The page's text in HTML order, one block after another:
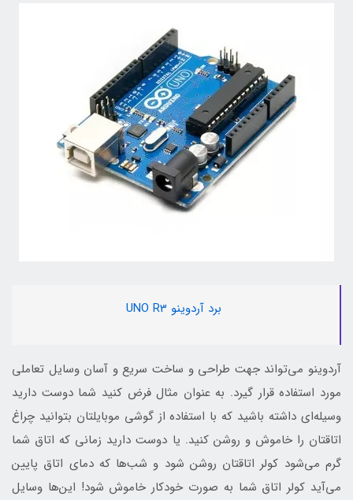
برد آردوینو UNO R3
آردوینو می‌تواند جهت طراحی و ساخت سریع و آسان وسایل تعاملی
مورد استفاده قرار گیرد. به عنوان مثال فرض کنید شما دوست دارید
وسیله‌ای داشته باشید که با استفاده از گوشی موبایلتان بتوانید چراغ
اتاقتان را خاموش و روشن کنید. یا دوست دارید زمانی که اتاق شما
گرم می‌شود کولر اتاقتان روشن شود و شب‌ها که دمای اتاق پایین
می‌آید کولر اتاق شما به صورت خودکار خاموش شود! این‌ها وسایل